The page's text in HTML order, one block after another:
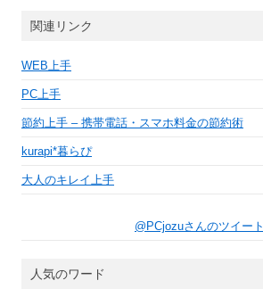
関連リンク
WEB上手
PC上手
節約上手 – 携帯電話・スマホ料金の節約術
kurapi*暮らぴ
大人のキレイ上手
@PCjozuさんのツイート
人気のワード